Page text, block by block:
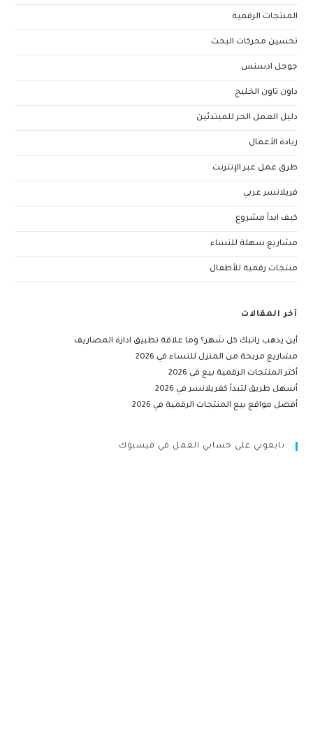
المنتجات الرقمية
تحسين محركات البحث
جوجل ادسنس
داون تاون الخليج
دليل العمل الحر للمبتدئين
ريادة الأعمال
طرق عمل عبر الإنترنت
فريلانسر عربي
كيف ابدأ مشروع
مشاريع سهلة للنساء
منتجات رقمية للأطفال
آخر المقالات
أين يذهب راتبك كل شهر؟ وما علاقة تطبيق ادارة المصاريف
مشاريع مربحة من المنزل للنساء في 2026
أكثر المنتجات الرقمية بيع في 2026
أسهل طريق لتبدأ كفريلانسر في 2026
أفضل مواقع بيع المنتجات الرقمية في 2026
تابعوني على حسابي العمل في فيسبوك